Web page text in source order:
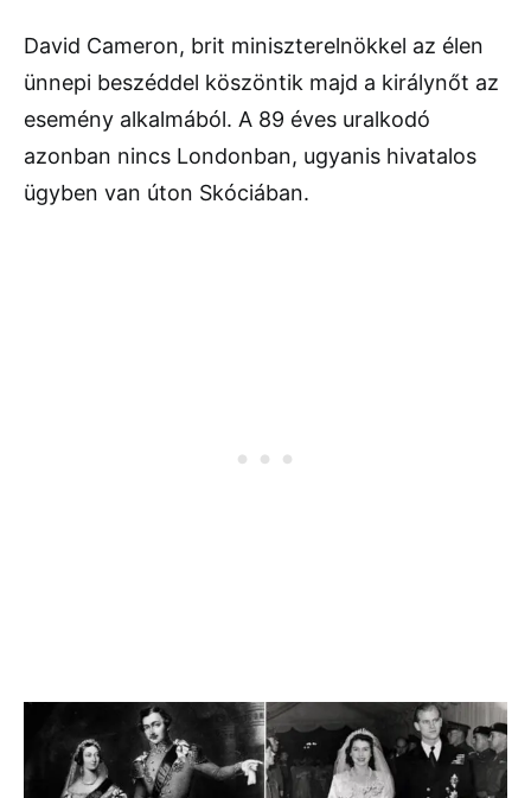
David Cameron, brit miniszterelnökkel az élen
ünnepi beszéddel köszöntik majd a királynőt az
esemény alkalmából. A 89 éves uralkodó
azonban nincs Londonban, ugyanis hivatalos
ügyben van úton Skóciában.